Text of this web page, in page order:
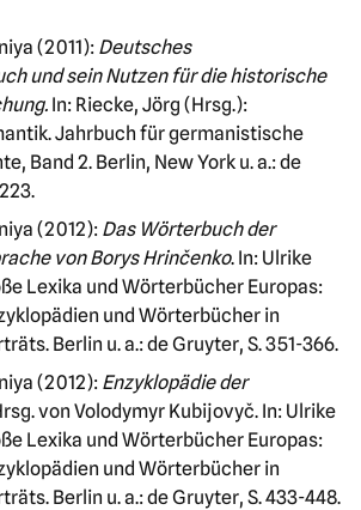
(2011): Deutsches
und sein Nutzen für die historische
In: Riecke, Jörg (Hrsg.):
Jahrbuch für germanistische
Band 2. Berlin, New York u. a.: de
(2012): Das Wörterbuch der
von Borys Hrinčenko. In: Ulrike
Lexika und Wörterbücher Europas:
und Wörterbücher in
Berlin u. a.: de Gruyter, S. 351-366.
(2012): Enzyklopädie der
von Volodymyr Kubijovyč. In: Ulrike
Lexika und Wörterbücher Europas:
und Wörterbücher in
Berlin u. a.: de Gruyter, S. 433-448.